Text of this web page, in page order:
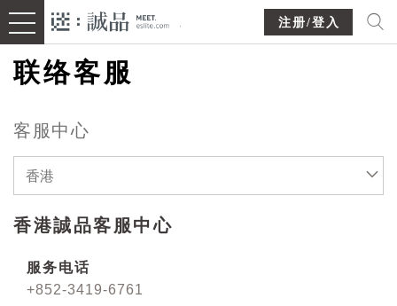
注册/登入
联络客服
客服中心
香港
香港誠品客服中心
服务电话
+852-3419-6761